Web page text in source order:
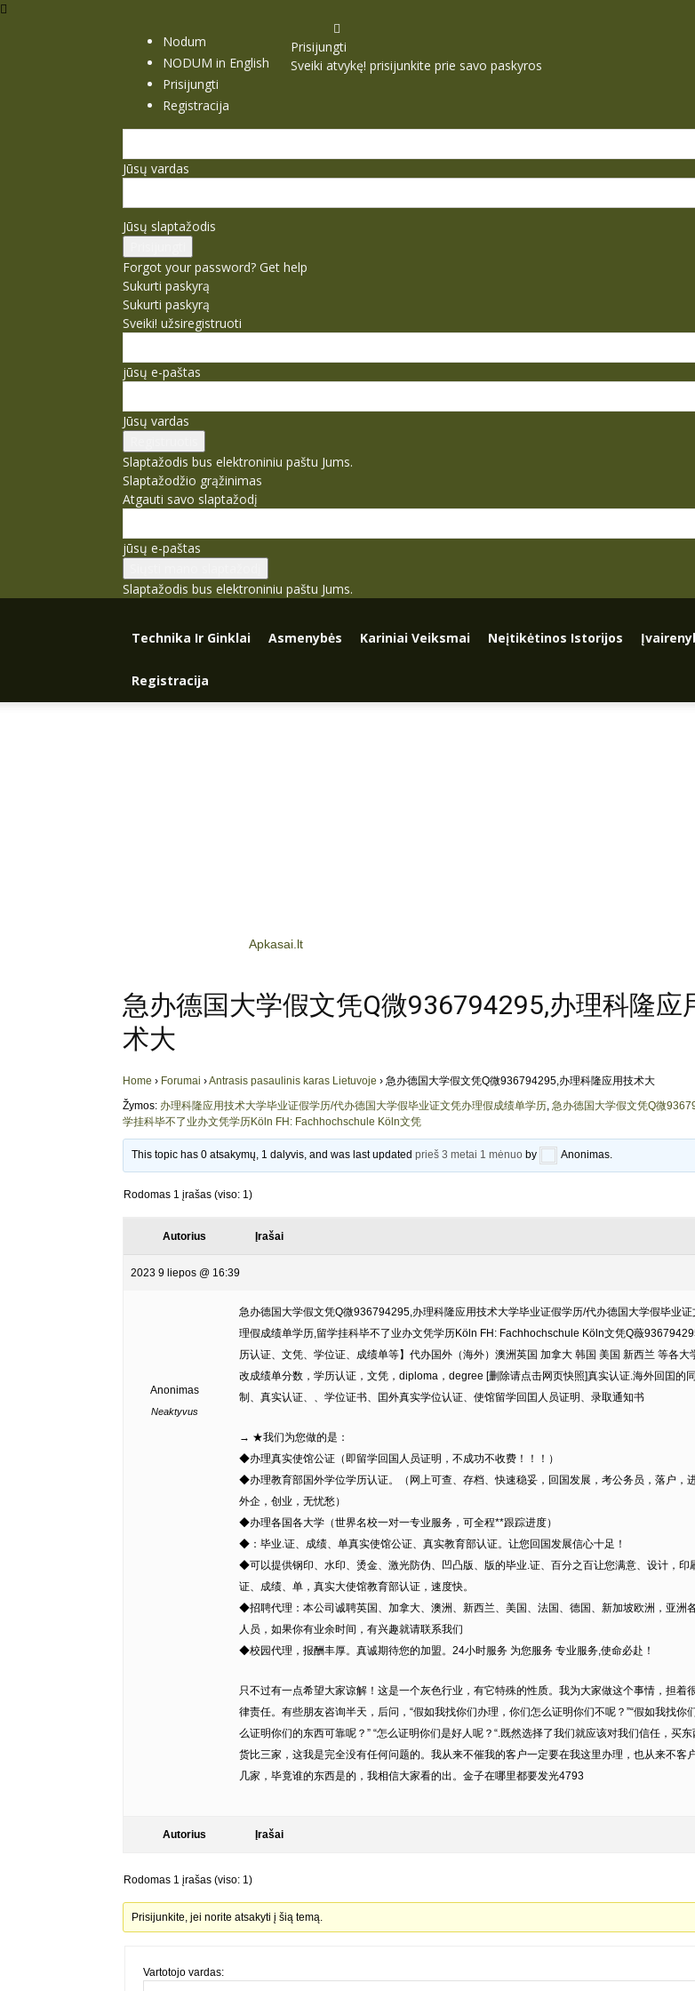
Nodum
NODUM in English
Prisijungti
Registracija
Prisijungti
Sveiki atvykę! prisijunkite prie savo paskyros
Jūsų vardas
Jūsų slaptažodis
Forgot your password? Get help
Sukurti paskyrą
Sukurti paskyrą
Sveiki! užsiregistruoti
jūsų e-paštas
Jūsų vardas
Slaptažodis bus elektroniniu paštu Jums.
Slaptažodžio grąžinimas
Atgauti savo slaptažodį
jūsų e-paštas
Slaptažodis bus elektroniniu paštu Jums.
Technika Ir Ginklai Asmenybės Kariniai Veiksmai Neįtikėtinos Istorijos
Registracija
Apkasai.lt
急办德国大学假文凭Q微936794295,办理科隆应
术大
Home › Forumai ›Antrasis pasaulinis karas Lietuvoje › 急办德国大学假文凭Q微936794295,办理科隆应用技术大
Žymos: 办理科隆应用技术大学毕业证假学历/代办德国大学假毕业证文凭办理假成绩单学历, 急办德国大学假文凭Q微
学挂科毕不了业办文凭学历Köln FH: Fachhochschule Köln文凭
This topic has 0 atsakymų, 1 dalyvis, and was last updatedprieš 3 metai 1 mėnuo by Anonimas.
Rodomas 1 įrašas (viso: 1)
Autorius Įrašai
2023 9 liepos @ 16:39
Anonimas
Neaktyvus
急办德国大学假文凭Q微936794295,办理科隆应用技术大学毕业证假学历/代办德国大学假毕业证
理假成绩单学历,留学挂科毕不了业办文凭学历Köln FH: Fachhochschule Köln文凭Q薇
历认证、文凭、学位证、成绩单等】代办国外（海外）澳洲英国 加拿大 韩国 美国 新西兰 等各大
改成绩单分数，学历认证，文凭，diploma，degree [删除请点击网页快照]真实认证.海外回囯的
制、真实认证、、学位证书、囯外真实学位认证、使馆留学回囯人员证明、录取通知书
→ ★我们为您做的是：
◆办理真实使馆公证（即留学回国人员证明，不成功不收费！！！）
◆办理教育部国外学位学历认证。（网上可查、存档、快速稳妥，回国发展，考公务员，落户，
外企，创业，无忧愁）
◆办理各国各大学（世界名校一对一专业服务，可全程**跟踪进度）
◆：毕业.证、成绩、单真实使馆公证、真实教育部认证。让您回国发展信心十足！
◆可以提供钢印、水印、烫金、激光防伪、凹凸版、版的毕业.证、百分之百让您满意、设计，印
证、成绩、单，真实大使馆教育部认证，速度快。
◆招聘代理：本公司诚聘英国、加拿大、澳洲、新西兰、美国、法国、德国、新加坡欧洲，亚洲
人员，如果你有业余时间，有兴趣就请联系我们
◆校园代理，报酬丰厚。真诚期待您的加盟。24小时服务 为您服务 专业服务,使命必赴！
只不过有一点希望大家谅解！这是一个灰色行业，有它特殊的性质。我为大家做这个事情，担着
律责任。有些朋友咨询半天，后问，“假如我找你们办理，你们怎么证明你们不呢？”“假如我找你
么证明你们的东西可靠呢？” “怎么证明你们是好人呢？“.既然选择了我们就应该对我们信任，买
货比三家，这我是完全没有任何问题的。我从来不催我的客户一定要在我这里办理，也从来不客
几家，毕竟谁的东西是的，我相信大家看的出。金子在哪里都要发光4793
Autorius Įrašai
Rodomas 1 įrašas (viso: 1)
Prisijunkite, jei norite atsakyti į šią temą.
Vartotojo vardas: